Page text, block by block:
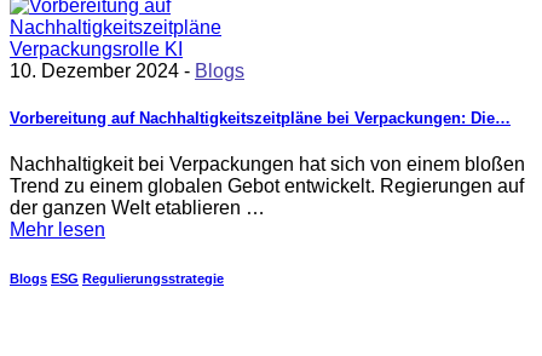
10. Dezember 2024 - Blogs
Vorbereitung auf Nachhaltigkeitszeitpläne bei Verpackungen: Die…
Nachhaltigkeit bei Verpackungen hat sich von einem bloßen
Trend zu einem globalen Gebot entwickelt. Regierungen auf
der ganzen Welt etablieren …
Mehr lesen
Blogs ESG Regulierungsstrategie